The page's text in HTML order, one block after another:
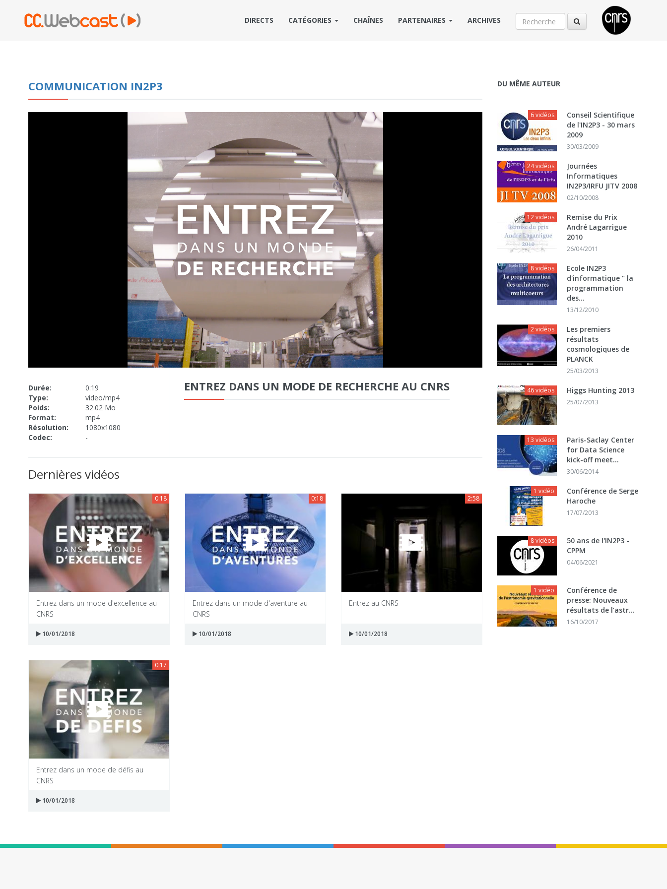
DIRECTS CATÉGORIES CHAÎNES PARTENAIRES ARCHIVES
COMMUNICATION IN2P3
Durée:
0:19
Type:
video/mp4
Poids:
32.02 Mo
Format:
mp4
Résolution:
1080x1080
Codec:
-
ENTREZ DANS UN MODE DE RECHERCHE AU CNRS
Dernières vidéos
0:18
Entrez dans un mode d'excellence au
CNRS
10/01/2018
0:18
Entrez dans un mode d'aventure au
CNRS
10/01/2018
2:58
Entrez au CNRS
10/01/2018
0:17
Entrez dans un mode de défis au
CNRS
10/01/2018
DU MÊME AUTEUR
6 vidéos
Conseil Scientifique
de l'IN2P3 - 30 mars
2009
30/03/2009
24 vidéos
Journées
Informatiques
IN2P3/IRFU JITV 2008
02/10/2008
12 vidéos
Remise du Prix
André Lagarrigue
2010
26/04/2011
8 vidéos
Ecole IN2P3
d'informatique " la
programmation
des...
13/12/2010
2 vidéos
Les premiers
résultats
cosmologiques de
PLANCK
25/03/2013
46 vidéos Higgs Hunting 2013
25/07/2013
13 vidéos
Paris-Saclay Center
for Data Science
kick-off meet...
30/06/2014
1 vidéo
Conférence de Serge
Haroche
17/07/2013
8 vidéos
50 ans de l'IN2P3 -
CPPM
04/06/2021
1 vidéo
Conférence de
presse: Nouveaux
résultats de l’astr...
16/10/2017